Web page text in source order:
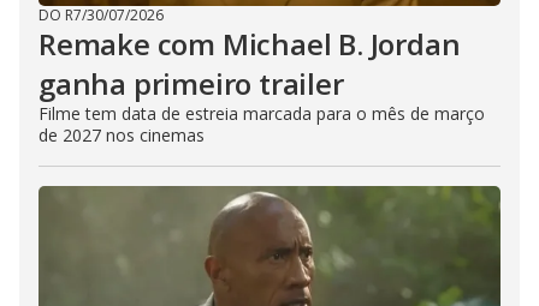
DO R7/30/07/2026
Remake com Michael B. Jordan
ganha primeiro trailer
Filme tem data de estreia marcada para o mês de março
de 2027 nos cinemas